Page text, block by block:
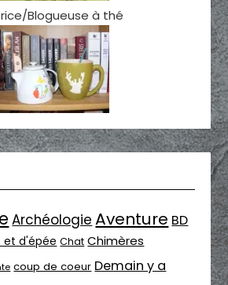
Blogueuse à thé
Archéologie Aventure BD
et d'épée Chat Chimères
coup de coeur Demain y a